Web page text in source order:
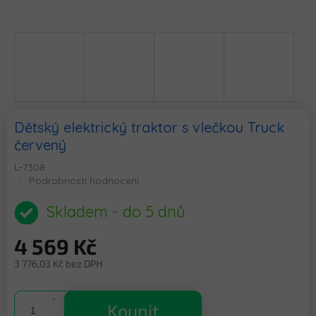
Dětský elektrický traktor s vlečkou Truck
červený
L-7308
Průměrné
produktu
je
z
5
Podrobnosti hodnocení
Skladem - do 5 dnů
4 569 Kč
3 776,03 Kč bez DPH
cena:
Koupit